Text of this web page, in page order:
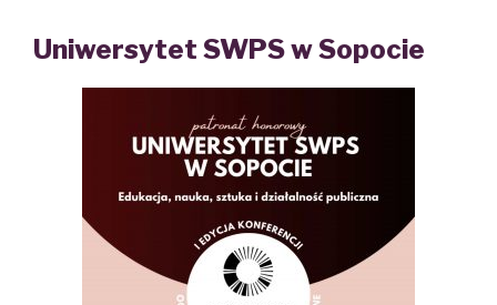
Uniwersytet SWPS w Sopocie